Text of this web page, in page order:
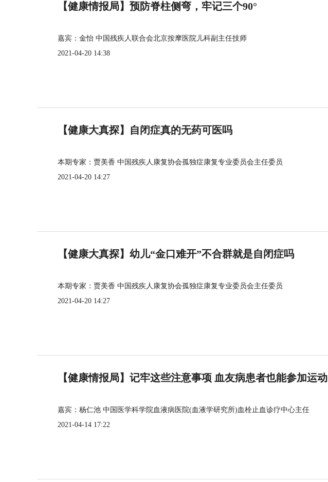
【健康情报局】预防脊柱侧弯，牢记三个90°
嘉宾：金怡 中国残疾人联合会北京按摩医院儿科副主任技师
2021-04-20 14:38
【健康大真探】自闭症真的无药可医吗
本期专家：贾美香 中国残疾人康复协会孤独症康复专业委员会主任委员
2021-04-20 14:27
【健康大真探】幼儿“金口难开”不合群就是自闭症吗
本期专家：贾美香 中国残疾人康复协会孤独症康复专业委员会主任委员
2021-04-20 14:27
【健康情报局】记牢这些注意事项 血友病患者也能参加运动
嘉宾：杨仁池 中国医学科学院血液病医院(血液学研究所)血栓止血诊疗中心主任
2021-04-14 17:22